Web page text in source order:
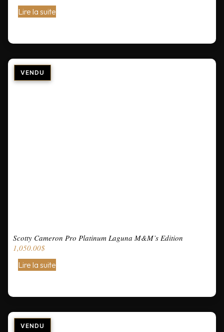
Lire la suite
Scotty Cameron Pro Platinum Laguna M&M’s Edition
1,050.00$
Lire la suite